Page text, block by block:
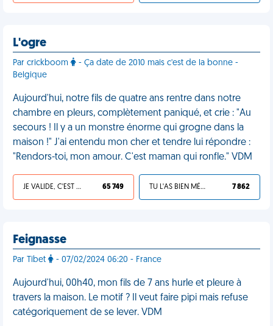
L'ogre
Par crickboom
- Ça date de 2010 mais c'est de la bonne -
Belgique
Aujourd'hui, notre fils de quatre ans rentre dans notre
chambre en pleurs, complètement paniqué, et crie : "Au
secours ! Il y a un monstre énorme qui grogne dans la
maison !" J'ai entendu mon cher et tendre lui répondre :
"Rendors-toi, mon amour. C'est maman qui ronfle." VDM
JE VALIDE, C'EST UNE VDM 65 749 TU L'AS BIEN MÉRITÉ 7 862
Feignasse
Par Tibet - 07/02/2024 06:20 - France
Aujourd'hui, 00h40, mon fils de 7 ans hurle et pleure à
travers la maison. Le motif ? Il veut faire pipi mais refuse
catégoriquement de se lever. VDM